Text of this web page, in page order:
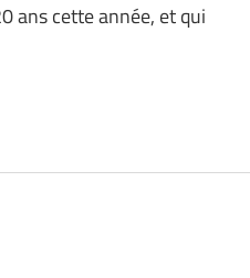
ans cette année, et qui